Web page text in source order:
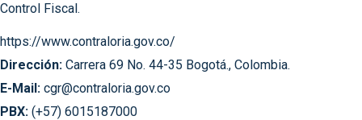
Control Fiscal.
https://www.contraloria.gov.co/
Dirección: Carrera 69 No. 44-35 Bogotá., Colombia.
E-Mail: cgr@contraloria.gov.co
PBX: (+57) 6015187000